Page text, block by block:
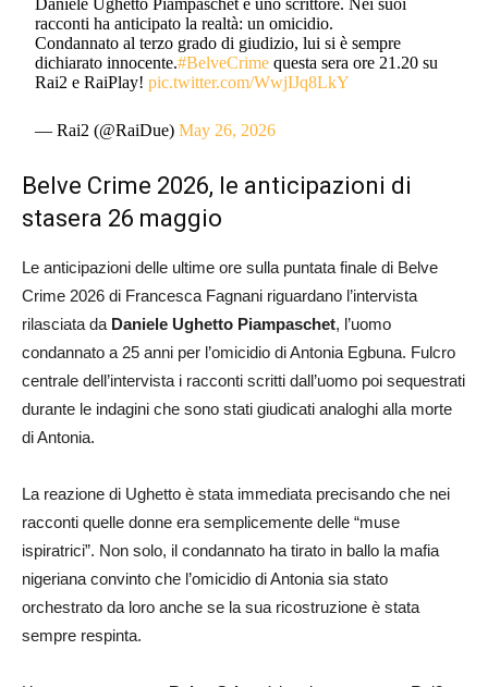
Daniele Ughetto Piampaschet è uno scrittore. Nei suoi
racconti ha anticipato la realtà: un omicidio.
Condannato al terzo grado di giudizio, lui si è sempre
dichiarato innocente.#BelveCrime questa sera ore 21.20 su
Rai2 e RaiPlay!pic.twitter.com/WwjIJq8LkY
— Rai2 (@RaiDue)May 26, 2026
Belve Crime 2026, le anticipazioni di
stasera 26 maggio
Le anticipazioni delle ultime ore sulla puntata finale di Belve
Crime 2026 di Francesca Fagnani riguardano l’intervista
rilasciata da Daniele Ughetto Piampaschet, l’uomo
condannato a 25 anni per l’omicidio di Antonia Egbuna. Fulcro
centrale dell’intervista i racconti scritti dall’uomo poi sequestrati
durante le indagini che sono stati giudicati analoghi alla morte
di Antonia.
La reazione di Ughetto è stata immediata precisando che nei
racconti quelle donne era semplicemente delle “muse
ispiratrici”. Non solo, il condannato ha tirato in ballo la mafia
nigeriana convinto che l’omicidio di Antonia sia stato
orchestrato da loro anche se la sua ricostruzione è stata
sempre respinta.